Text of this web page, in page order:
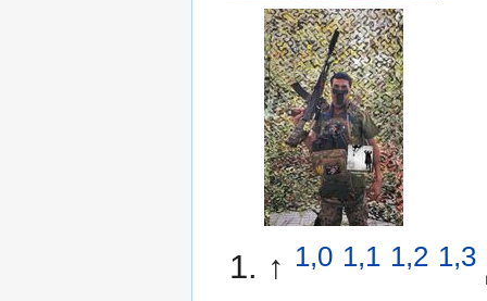
↑ 1,0 1,1 1,2 1,3